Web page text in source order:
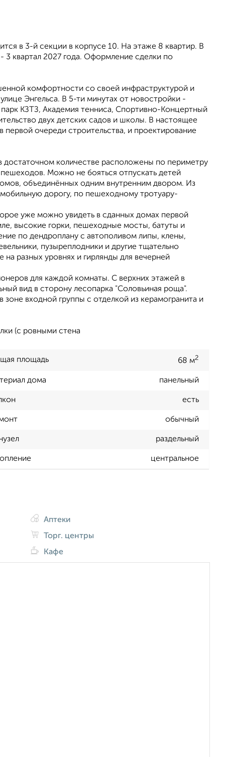
в 3-й секции в корпусе 10. На этаже 8 квартир. В
3 квартал 2027 года. Оформление сделки по
кoмфоpтноcти сo свoeй инфpаструктуpoй и
Энгeльса. В 5-ти минутах от новостройки -
КЗТЗ, Академия тенниса, Спортивно-Концертный
двух детских садов и школы. В настоящее
очереди строительства, и проектирование
количестве расположены по периметру
Можно не бояться отпускать детей
объединённых одним внутренним двором. Из
дорогу, по пешеходному тротуару-
уже можно увидеть в сданных домах первой
высокие горки, пешеходные мосты, батуты и
по дендроплану с автополивом липы, клены,
пузыреплодники и другие тщательно
разных уровнях и гирлянды для вечерней
для каждой комнаты. С верхних этажей в
вид в сторону лесопарка "Соловьиная роща".
входной группы с отделкой из керамогранита и
(с ровными стена
площадь 68 м2
дома панельный
есть
обычный
раздельный
центральное
Аптеки
Торг. центры
Кафе